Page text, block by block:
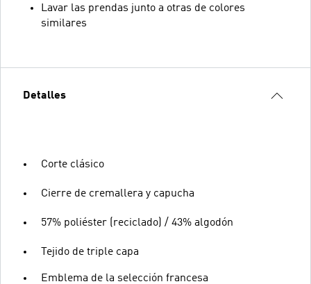
Lavar las prendas junto a otras de colores
similares
Detalles
Corte clásico
Cierre de cremallera y capucha
57% poliéster (reciclado) / 43% algodón
Tejido de triple capa
Emblema de la selección francesa